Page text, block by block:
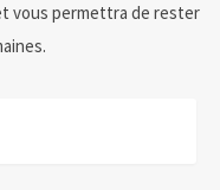
vous permettra de rester